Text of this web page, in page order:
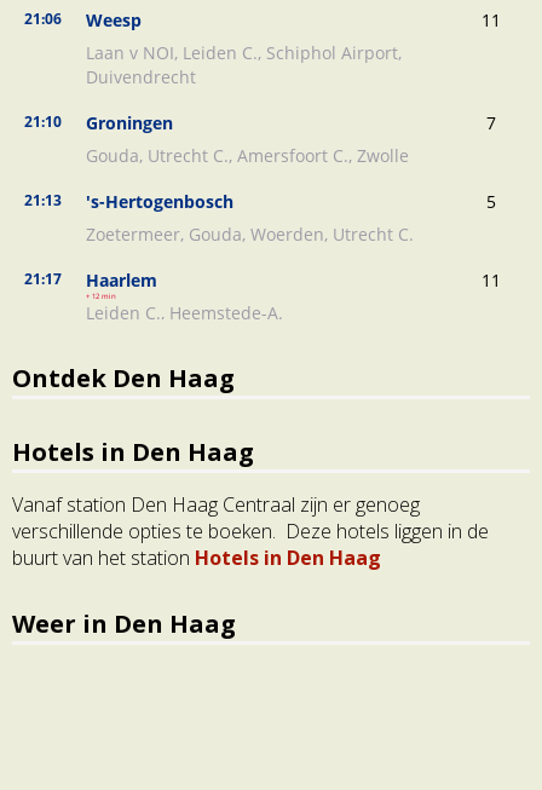
Ontdek Den Haag
Hotels in Den Haag
Vanaf station Den Haag Centraal zijn er genoeg
verschillende opties te boeken. Deze hotels liggen in de
buurt van het station Hotels in Den Haag
Weer in Den Haag